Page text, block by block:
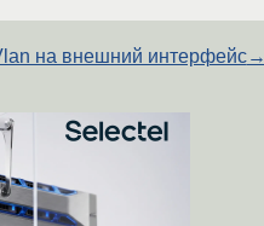
на внешний интерфейс→